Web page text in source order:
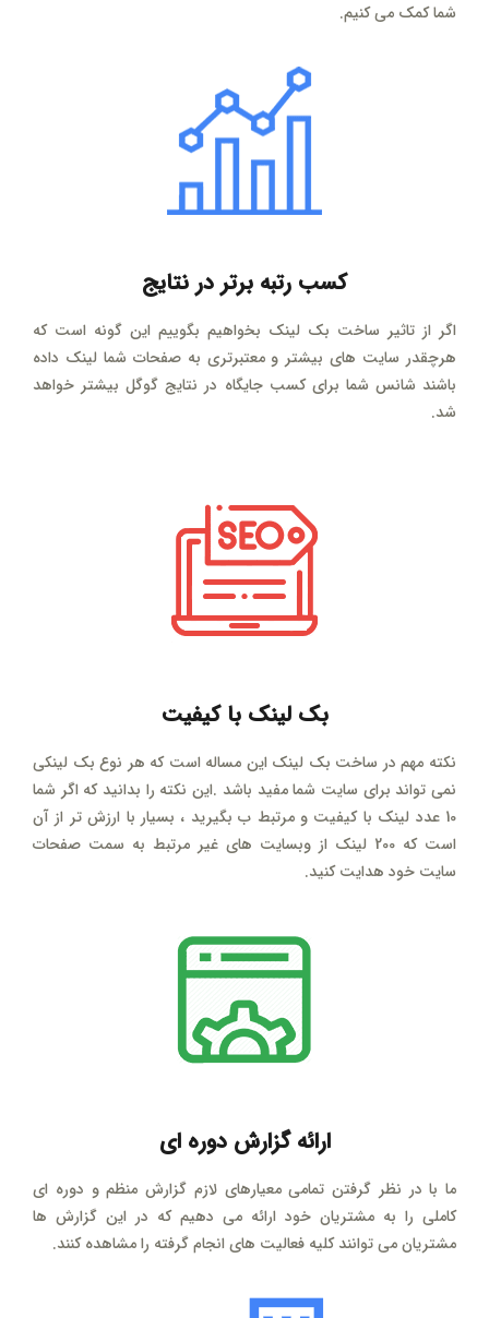
شما کمک می کنیم.
کسب رتبه برتر در نتایج
اگر از تاثیر ساخت بک لینک بخواهیم بگوییم این گونه است که
هرچقدر سایت های بیشتر و معتبرتری به صفحات شما لینک داده
باشند شانس شما برای کسب جایگاه در نتایج گوگل بیشتر خواهد
شد.
بک لینک با کیفیت
نکته مهم در ساخت بک لینک این مساله است که هر نوع بک لینکی
نمی تواند برای سایت شما مفید باشد .این نکته را بدانید که اگر شما
10 عدد لینک با کیفیت و مرتبط ب بگیرید ، بسیار با ارزش تر از آن
است که 200 لینک از وبسایت های غیر مرتبط به سمت صفحات
سایت خود هدایت کنید.
ارائه گزارش دوره ای
ما با در نظر گرفتن تمامی معیارهای لازم گزارش منظم و دوره ای
کاملی را به مشتریان خود ارائه می دهیم که در این گزارش ها
مشتریان می توانند کلیه فعالیت های انجام گرفته را مشاهده کنند.